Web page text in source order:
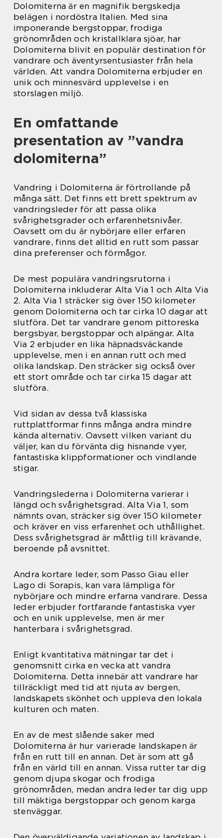
Dolomiterna är en magnifik bergskedja
belägen i nordöstra Italien. Med sina
imponerande bergstoppar, frodiga
grönområden och kristallklara sjöar, har
Dolomiterna blivit en populär destination för
vandrare och äventyrsentusiaster från hela
världen. Att vandra Dolomiterna erbjuder en
unik och minnesvärd upplevelse i en
storslagen miljö.
En omfattande
presentation av ”vandra
dolomiterna”
Vandring i Dolomiterna är förtrollande på
många sätt. Det finns ett brett spektrum av
vandringsleder för att passa olika
svårighetsgrader och erfarenhetsnivåer.
Oavsett om du är nybörjare eller erfaren
vandrare, finns det alltid en rutt som passar
dina preferenser och förmågor.
De mest populära vandringsrutorna i
Dolomiterna inkluderar Alta Via 1 och Alta Via
2. Alta Via 1 sträcker sig över 150 kilometer
genom Dolomiterna och tar cirka 10 dagar att
slutföra. Det tar vandrare genom pittoreska
bergsbyar, bergstoppar och alpängar. Alta
Via 2 erbjuder en lika häpnadsväckande
upplevelse, men i en annan rutt och med
olika landskap. Den sträcker sig också över
ett stort område och tar cirka 15 dagar att
slutföra.
Vid sidan av dessa två klassiska
ruttplattformar finns många andra mindre
kända alternativ. Oavsett vilken variant du
väljer, kan du förvänta dig hisnande vyer,
fantastiska klippformationer och vindlande
stigar.
Vandringslederna i Dolomiterna varierar i
längd och svårighetsgrad. Alta Via 1, som
nämnts ovan, sträcker sig över 150 kilometer
och kräver en viss erfarenhet och uthållighet.
Dess svårighetsgrad är måttlig till krävande,
beroende på avsnittet.
Andra kortare leder, som Passo Giau eller
Lago di Sorapis, kan vara lämpliga för
nybörjare och mindre erfarna vandrare. Dessa
leder erbjuder fortfarande fantastiska vyer
och en unik upplevelse, men är mer
hanterbara i svårighetsgrad.
Enligt kvantitativa mätningar tar det i
genomsnitt cirka en vecka att vandra
Dolomiterna. Detta innebär att vandrare har
tillräckligt med tid att njuta av bergen,
landskapets skönhet och uppleva den lokala
kulturen och maten.
En av de mest slående saker med
Dolomiterna är hur varierade landskapen är
från en rutt till en annan. Det är som att gå
från en värld till en annan. Vissa rutter tar dig
genom djupa skogar och frodiga
grönområden, medan andra leder tar dig upp
till mäktiga bergstoppar och genom karga
stenväggar.